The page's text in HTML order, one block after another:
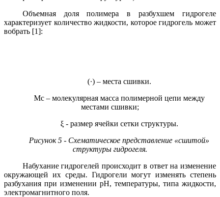
Объемная доля полимера в разбухшем гидрогеле
характеризует количество жидкости, которое гидрогель может
вобрать [1]:
(·) – места сшивки.
Мс – молекулярная масса полимерной цепи между
местами сшивки;
ξ - размер ячейки сетки структуры.
Рисунок 5 - Схематическое представление «сшитой»
структуры гидрогеля.
Набухание гидрогелей происходит в ответ на изменение
окружающей их среды. Гидрогели могут изменять степень
разбухания при изменении pH, температуры, типа жидкости,
электромагнитного поля.